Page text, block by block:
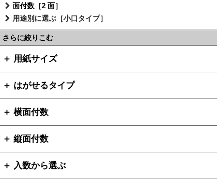
面付数［2 面］
用途別に選ぶ［小口タイプ］
さらに絞りこむ
＋ 用紙サイズ
＋ はがせるタイプ
＋ 横面付数
＋ 縦面付数
＋ 入数から選ぶ